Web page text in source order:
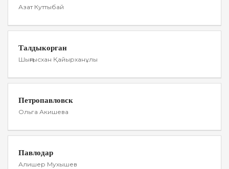
Азат Куттыбай
Талдыкорган
Шыңғысхан Қайырханұлы
Петропавловск
Ольга Акишева
Павлодар
Алишер Мухышев